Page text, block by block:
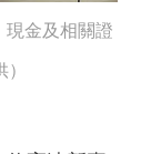
現金及相關證